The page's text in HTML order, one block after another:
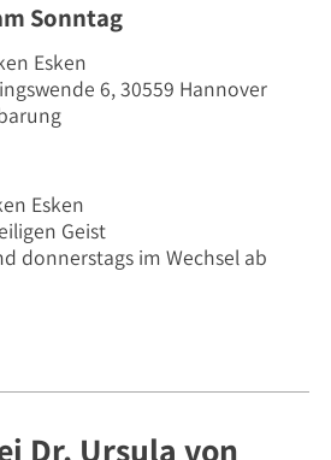
Sonntag
Esken
6, 30559 Hannover
Esken
Geist
donnerstags im Wechsel ab
Dr. Ursula von